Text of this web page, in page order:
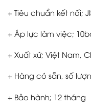
+ Tiêu chuẩn kết nối;
+ Áp lực làm việc;
+ Xuất xứ; Việt Nam,
+ Hàng có sẵn, số
+ Bảo hành; 12 tháng